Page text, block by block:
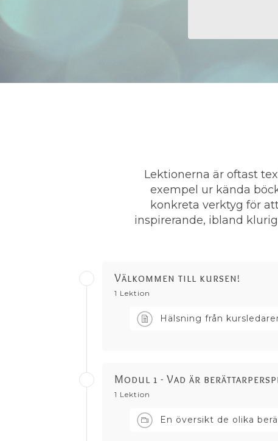
Lektionerna är oftast
exempel ur kända
konkreta verktyg för
inspirerande, ibland
Välkommen till kursen!
1 Lektion
Hälsning från
Modul 1 - Vad är
1 Lektion
En översikt de olika